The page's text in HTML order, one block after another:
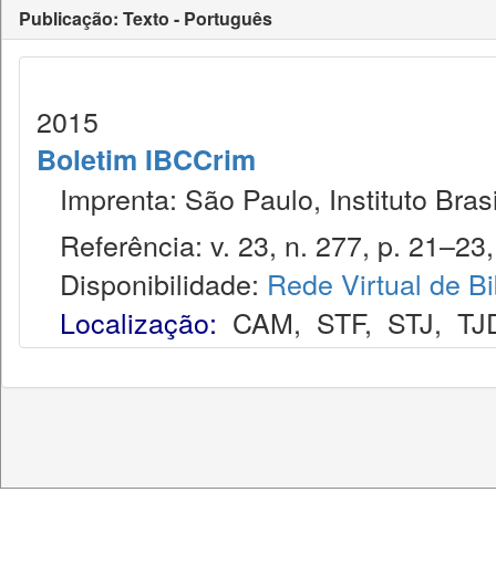
Publicação: Texto - Português
2015
Boletim IBCCrim
Imprenta: São Paulo, Instituto
Referência: v. 23, n. 277, p.
Disponibilidade: Rede Virtual de
Localização: CAM, STF, STJ,